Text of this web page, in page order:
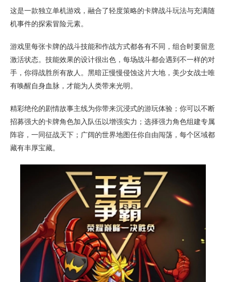
这是一款独立单机游戏，融合了轻度策略的卡牌战斗玩法与充满随
机事件的探索冒险元素。
游戏里每张卡牌的战斗技能和作战方式都各有不同，组合时要留意
激活状态。技能效果的设计很出色，每场战斗都会遇到不一样的对
手，你得战胜所有敌人。黑暗正慢慢侵蚀这片大地，美少女战士唯
有唤醒自身血脉，才能为人类带来光明。
精彩绝伦的剧情故事主线为你带来沉浸式的游玩体验；你可以不断
招募强大的卡牌角色加入队伍以增强实力；选择强力角色组建专属
阵容，一同征战天下；广阔的世界地图任你自由闯荡，每个区域都
藏有丰厚宝藏。